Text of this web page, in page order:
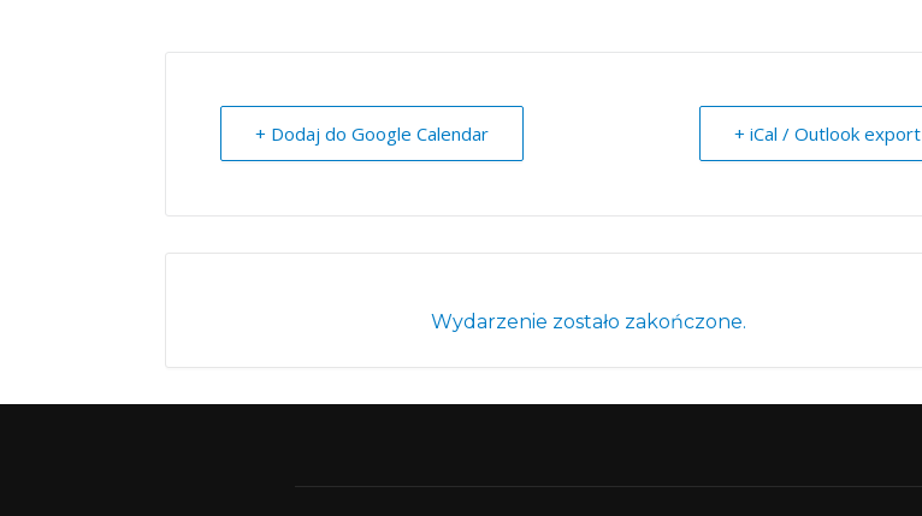
+ Dodaj do Google Calendar + iCal / Outlook export
Wydarzenie zostało zakończone.